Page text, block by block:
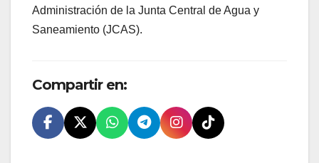
Administración de la Junta Central de Agua y
Saneamiento (JCAS).
Compartir en: